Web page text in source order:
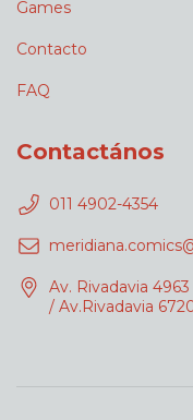
Games
Contacto
FAQ
Contactános
011 4902-4354
Av. Rivadavia
/ Av.Rivadavia